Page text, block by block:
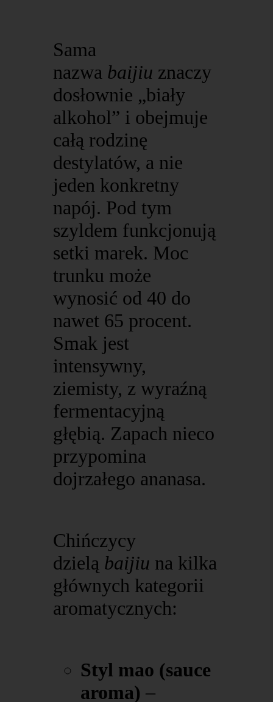
Sama
nazwa baijiu znaczy
dosłownie „biały
alkohol” i obejmuje
całą rodzinę
destylatów, a nie
jeden konkretny
napój. Pod tym
szyldem funkcjonują
setki marek. Moc
trunku może
wynosić od 40 do
nawet 65 procent.
Smak jest
intensywny,
ziemisty, z wyraźną
fermentacyjną
głębią. Zapach nieco
przypomina
dojrzałego ananasa.
Chińczycy
dzielą baijiu na kilka
głównych kategorii
aromatycznych:
Styl mao (sauce
aroma) –